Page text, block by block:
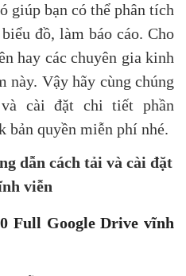
giúp bạn có thể phân tích
đồ, làm báo cáo. Cho
hay các chuyên gia kinh
này. Vậy hãy cùng chúng
cài đặt chi tiết phần
bản quyền miễn phí nhé.
dẫn cách tải và cài đặt
viễn
Full Google Drive vĩnh